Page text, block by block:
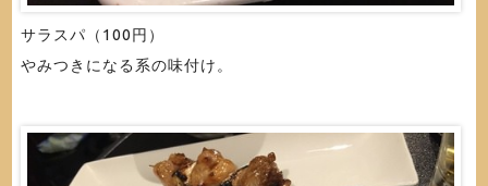
サラスパ（100円）
やみつきになる系の味付け。